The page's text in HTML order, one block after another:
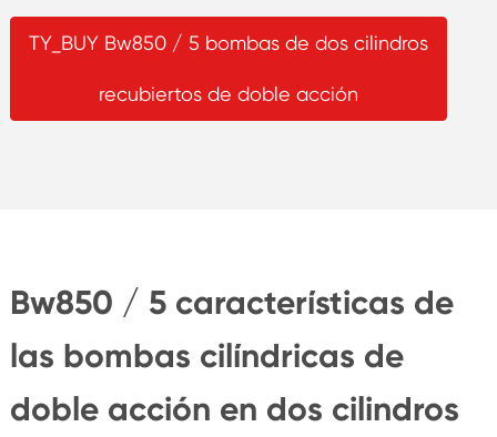
TY_BUY Bw850 / 5 bombas de dos cilindros
recubiertos de doble acción
Bw850 / 5 características de
las bombas cilíndricas de
doble acción en dos cilindros